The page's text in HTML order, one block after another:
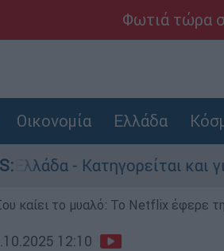
Φωτιά τώρα
Οικονομία Ελλάδα
και για την
καίει το μυαλό: Το Netflix έφερε
12:10